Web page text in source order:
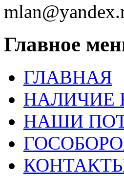
Главное
ГЛАВНАЯ
НАЛИЧИЕ
НАШИ